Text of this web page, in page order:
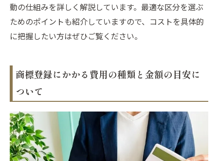
動の仕組みを詳しく解説しています。最適な区分を選ぶ
ためのポイントも紹介していますので、コストを具体的
に把握したい方はぜひご覧ください。
商標登録にかかる費用の種類と金額の目安に
ついて